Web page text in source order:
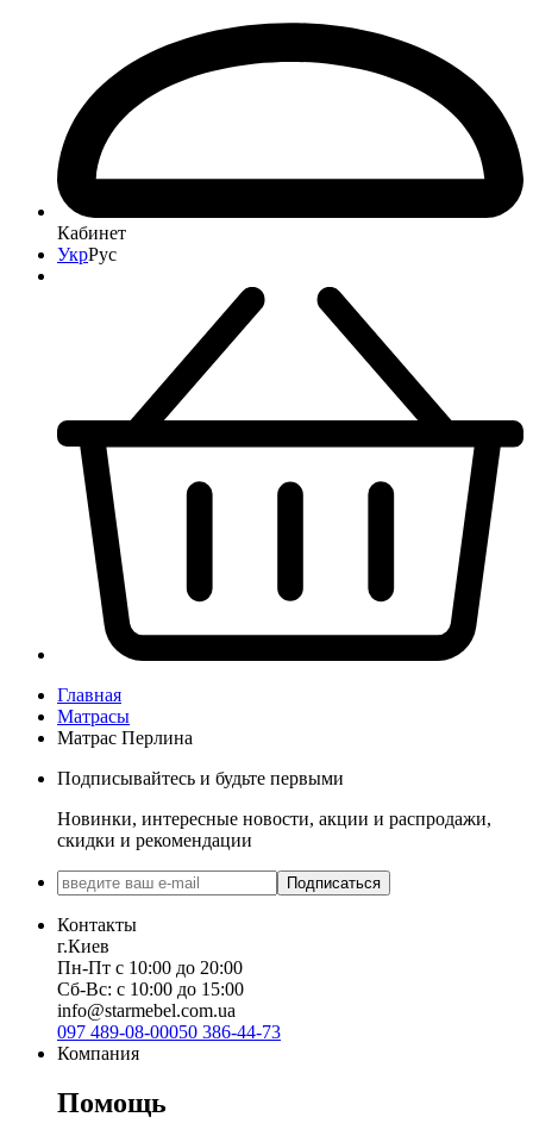
Кабинет
УкрРус
Главная
Матрасы
Матраc Перлина
Подписывайтесь и будьте первыми
Новинки, интересные новости, акции и распродажи,
скидки и рекомендации
Подписаться
Контакты
г.Киев
Пн-Пт с 10:00 до 20:00
Сб-Вс: с 10:00 до 15:00
info@starmebel.com.ua
097 489-08-00050 386-44-73
Компания
Помощь